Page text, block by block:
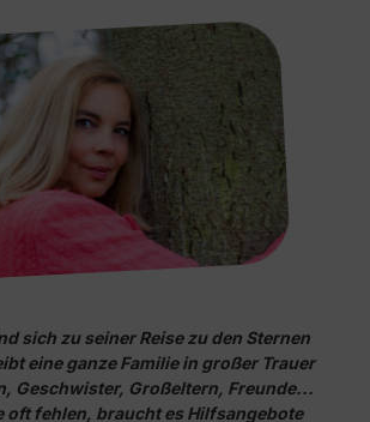
sich zu seiner Reise zu den Sternen
eine ganze Familie in großer Trauer
Geschwister, Großeltern, Freunde...
oft fehlen, braucht es Hilfsangebote